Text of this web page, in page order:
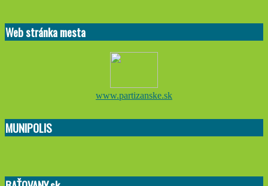
11-
04
Web stránka mesta
www.partizanske.sk
MUNIPOLIS